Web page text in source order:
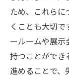
ため、これら
くことも大切
ールームや展示
持つことができ
進めることで、